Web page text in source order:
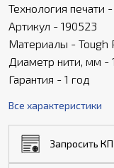
Технология печати
Артикул - 190523
Материалы - Tough
Диаметр нити, мм -
Гарантия - 1 год
Все характеристики
Запросить КП